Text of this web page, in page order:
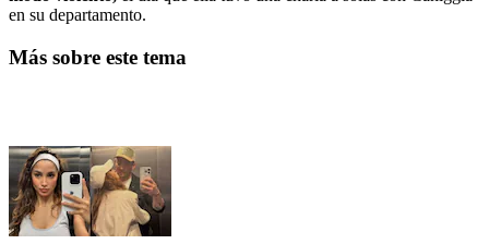
en su departamento.
Más sobre este tema